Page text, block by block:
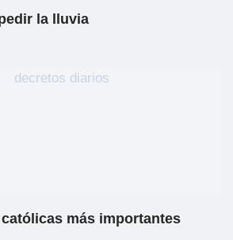
la lluvia
más importantes